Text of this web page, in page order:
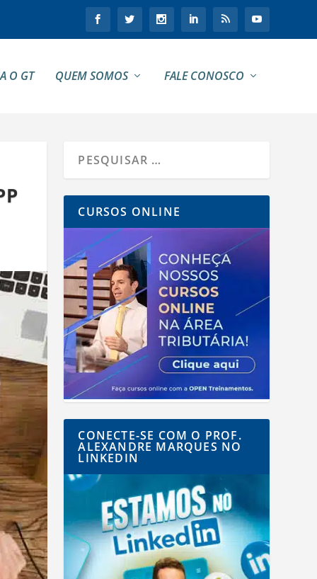
O GT QUEM SOMOS FALE CONOSCO
CURSOS ONLINE
CONECTE-SE COM O PROF.
ALEXANDRE MARQUES NO
LINKEDIN